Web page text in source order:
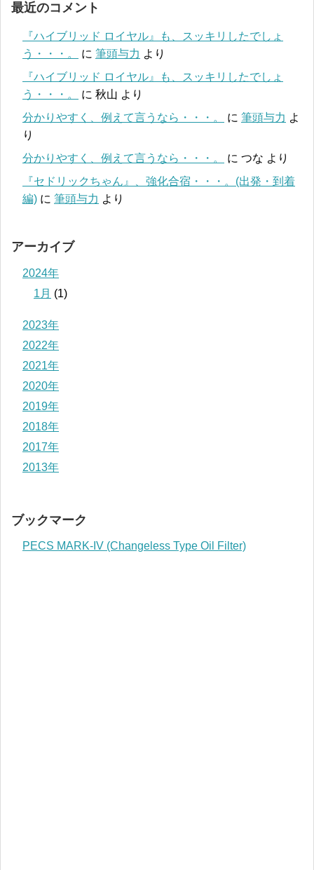
最近のコメント
『ハイブリッド ロイヤル』も、スッキリしたでしょ
う・・・。
に 筆頭与力 より
『ハイブリッド ロイヤル』も、スッキリしたでしょ
う・・・。
に 秋山 より
分かりやすく、例えて言うなら・・・。
に 筆頭与力 よ
り
分かりやすく、例えて言うなら・・・。
に つな より
『セドリックちゃん』、強化合宿・・・。(出発・到着
編) に 筆頭与力 より
アーカイブ
2024年
1月 (1)
2023年
2022年
2021年
2020年
2019年
2018年
2017年
2013年
ブックマーク
PECS MARK-IV (Changeless Type Oil Filter)